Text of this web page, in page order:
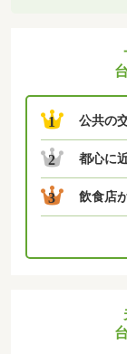
1 公共の
2 都心に
3 飲食店